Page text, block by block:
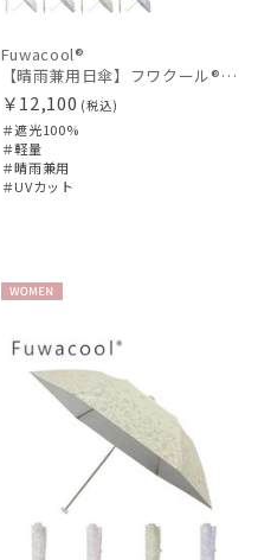
Fuwacool®
【晴雨兼用日傘】フワクール®ホワイト（Fuwacool® White）ボタニカルグリッター 遮光100 UV100
￥12,100 (税込)
＃遮光100%
＃軽量
＃晴雨兼用
＃UVカット
N